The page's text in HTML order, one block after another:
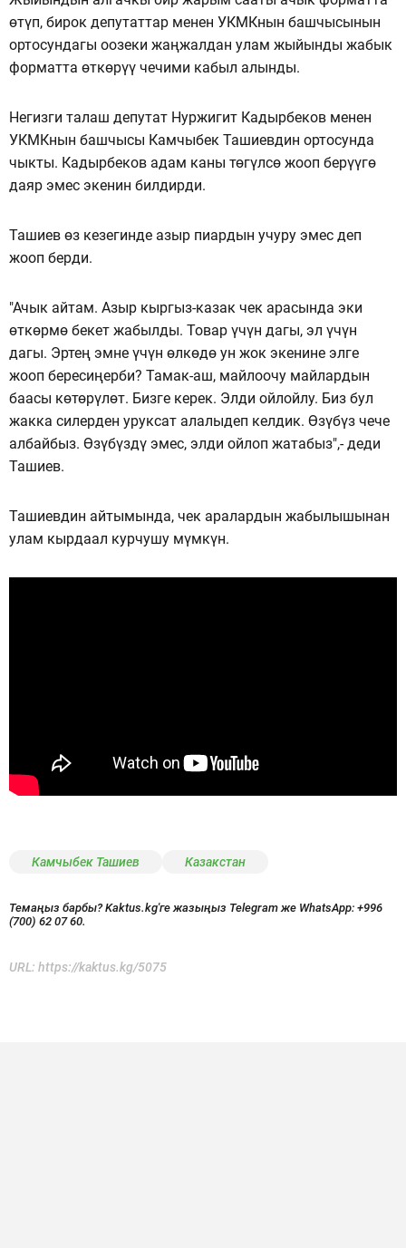
өтүп, бирок депутаттар менен УКМКнын башчысынын
ортосундагы оозеки жаңжалдан улам жыйынды жабык
форматта өткөрүү чечими кабыл алынды.
Негизги талаш депутат Нуржигит Кадырбеков менен
УКМКнын башчысы Камчыбек Ташиевдин ортосунда
чыкты. Кадырбеков адам каны төгүлсө жооп берүүгө
даяр эмес экенин билдирди.
Ташиев өз кезегинде азыр пиардын учуру эмес деп
жооп берди.
"Ачык айтам. Азыр кыргыз-казак чек арасында эки
өткөрмө бекет жабылды. Товар үчүн дагы, эл үчүн
дагы. Эртең эмне үчүн өлкөдө ун жок экенине элге
жооп бересиңерби? Тамак-аш, майлоочу майлардын
баасы көтөрүлөт. Бизге керек. Элди ойлойлу. Биз бул
жакка силерден уруксат алалыдеп келдик. Өзүбүз чече
албайбыз. Өзүбүздү эмес, элди ойлоп жатабыз",- деди
Ташиев.
Ташиевдин айтымында, чек аралардын жабылышынан
улам кырдаал курчушу мүмкүн.
Камчыбек Ташиев Казакстан
Темаңыз барбы? Kaktus.kg'ге жазыңыз Telegram же WhatsApp: +996
(700) 62 07 60.
URL: https://kaktus.kg/5075